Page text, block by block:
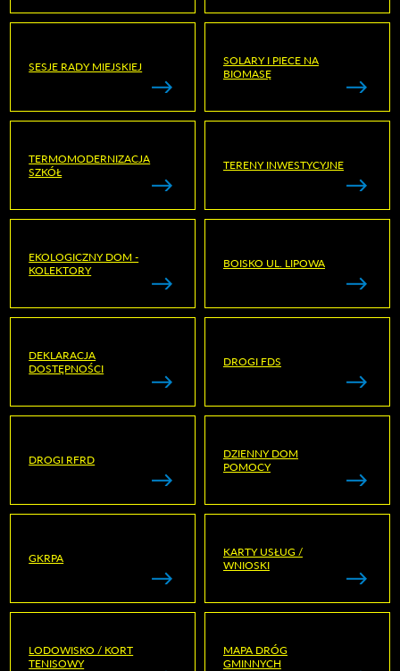
SESJE RADY MIEJSKIEJ
SOLARY I PIECE NA
BIOMASĘ
TERMOMODERNIZACJA
SZKÓŁ
TERENY INWESTYCYJNE
EKOLOGICZNY DOM -
KOLEKTORY
BOISKO UL. LIPOWA
DEKLARACJA
DOSTĘPNOŚCI
DROGI FDS
DROGI RFRD
DZIENNY DOM
POMOCY
GKRPA
KARTY USŁUG /
WNIOSKI
LODOWISKO / KORT
TENISOWY
MAPA DRÓG
GMINNYCH